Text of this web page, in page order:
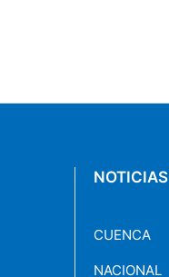
NOTICIAS
CUENCA
NACIONAL